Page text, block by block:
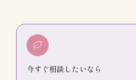
今すぐ相談したいなら